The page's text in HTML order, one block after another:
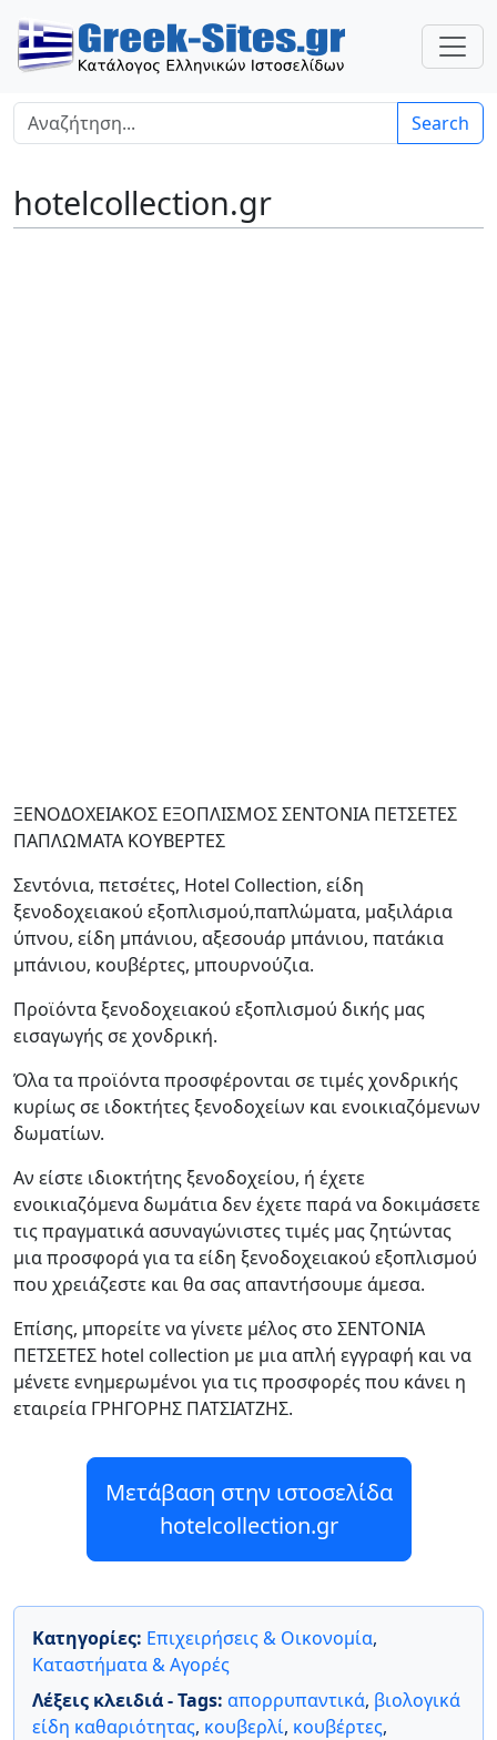
Search
hotelcollection.gr
ΞΕΝΟΔΟΧΕΙΑΚΟΣ ΕΞΟΠΛΙΣΜΟΣ ΣΕΝΤΟΝΙΑ ΠΕΤΣΕΤΕΣ
ΠΑΠΛΩΜΑΤΑ ΚΟΥΒΕΡΤΕΣ
Σεντόνια, πετσέτες, Hotel Collection, είδη
ξενοδοχειακού εξοπλισμού,παπλώματα, μαξιλάρια
ύπνου, είδη μπάνιου, αξεσουάρ μπάνιου, πατάκια
μπάνιου, κουβέρτες, μπουρνούζια.
Προϊόντα ξενοδοχειακού εξοπλισμού δικής μας
εισαγωγής σε χονδρική.
Όλα τα προϊόντα προσφέρονται σε τιμές χονδρικής
κυρίως σε ιδοκτήτες ξενοδοχείων και ενοικιαζόμενων
δωματίων.
Αν είστε ιδιοκτήτης ξενοδοχείου, ή έχετε
ενοικιαζόμενα δωμάτια δεν έχετε παρά να δοκιμάσετε
τις πραγματικά ασυναγώνιστες τιμές μας ζητώντας
μια προσφορά για τα είδη ξενοδοχειακού εξοπλισμού
που χρειάζεστε και θα σας απαντήσουμε άμεσα.
Επίσης, μπορείτε να γίνετε μέλος στο ΣΕΝΤΟΝΙΑ
ΠΕΤΣΕΤΕΣ hotel collection με μια απλή εγγραφή και να
μένετε ενημερωμένοι για τις προσφορές που κάνει η
εταιρεία ΓΡΗΓΟΡΗΣ ΠΑΤΣΙΑΤΖΗΣ.
Μετάβαση στην ιστοσελίδα
hotelcollection.gr
Κατηγορίες: Επιχειρήσεις & Οικονομία,
Καταστήματα & Αγορές
Λέξεις κλειδιά - Tags: απορρυπαντικά, βιολογικά
είδη καθαριότητας, κουβερλί, κουβέρτες,